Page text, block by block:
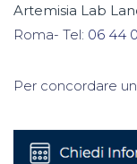
Artemisia Lab
Roma- Tel: 06 44
Per concordare